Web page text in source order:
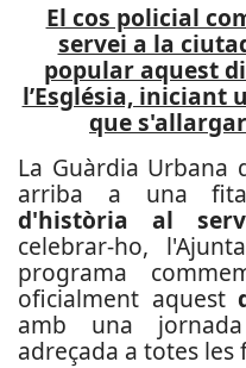
El cos policial
servei a la
popular aquest
l’Església,
que
La Guàrdia Urbana
arriba a una
d'història al
celebrar-ho,
programa
oficialment aquest
amb una
adreçada a totes